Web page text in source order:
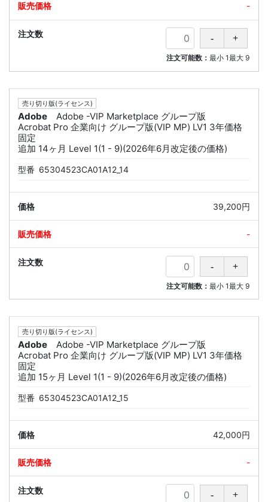
-
注文可能数：最小 1最大 9
売り切り版(ライセンス)
Adobe
Adobe -VIP Marketplace グループ版
Acrobat Pro 企業向け グループ版(VIP MP) LV1 3年価格
固定
追加 14ヶ月 Level 1(1 - 9)(2026年6月改定後の価格)
型番 65304523CA01A12_14
39,200円
-
注文可能数：最小 1最大 9
売り切り版(ライセンス)
Adobe
Adobe -VIP Marketplace グループ版
Acrobat Pro 企業向け グループ版(VIP MP) LV1 3年価格
固定
追加 15ヶ月 Level 1(1 - 9)(2026年6月改定後の価格)
型番 65304523CA01A12_15
42,000円
-